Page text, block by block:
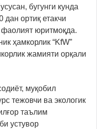
бугунги кунда
дан ортиқ етакчи
юритмоқда.
ҳамкорлик “KfW”
жамияти орқали
муқобил
тежовчи ва экологик
таълим
устувор